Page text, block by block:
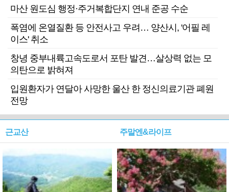
마산 원도심 행정·주거복합단지 연내 준공 수순
폭염에 온열질환 등 안전사고 우려… 양산시, '어필 레
이스' 취소
창녕 중부내륙고속도로서 포탄 발견…살상력 없는 모
의탄으로 밝혀져
입원환자가 연달아 사망한 울산 한 정신의료기관 폐원
전망
근교산 주말엔&라이프